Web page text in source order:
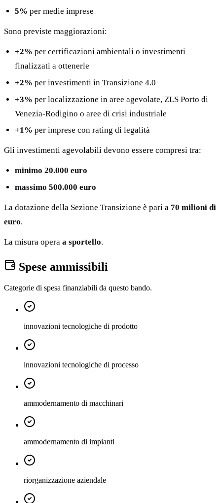
5% per medie imprese
Sono previste maggiorazioni:
+2% per certificazioni ambientali o investimenti
finalizzati a ottenerle
+2% per investimenti in Transizione 4.0
+3% per localizzazione in aree agevolate, ZLS Porto di
Venezia-Rodigino o aree di crisi industriale
+1% per imprese con rating di legalità
Gli investimenti agevolabili devono essere compresi tra:
minimo 20.000 euro
massimo 500.000 euro
La dotazione della Sezione Transizione è pari a 70 milioni di
euro.
La misura opera a sportello.
Spese ammissibili
Categorie di spesa finanziabili da questo bando.
innovazioni tecnologiche di prodotto
innovazioni tecnologiche di processo
ammodernamento di macchinari
ammodernamento di impianti
riorganizzazione aziendale